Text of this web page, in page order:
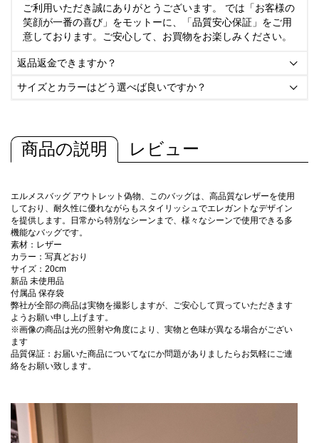
ご利用いただき誠にありがとうございます。 では「お客様の
笑顔が一番の喜び」をモットーに、「品質安心保証」をご用
意しております。ご安心して、お買物をお楽しみください。
返品返金できますか？ 
サイズとカラーはどう選べば良いですか？ 
商品の説明 レビュー
エルメスバッグ アウトレット偽物、このバッグは、高品質なレザーを使用
しており、耐久性に優れながらもスタイリッシュでエレガントなデザイン
を提供します。日常から特別なシーンまで、様々なシーンで使用できる多
機能なバッグです。
素材：レザー
カラー：写真どおり
サイズ：20cm
新品 未使用品
付属品 保存袋
弊社が全部の商品は実物を撮影しますが、ご安心して買っていただきます
ようお願い申し上げます。
※画像の商品は光の照射や角度により、実物と色味が異なる場合がござい
ます
品質保証：お届いた商品についてなにか問題がありましたらお気軽にご連
絡をお願い致します。